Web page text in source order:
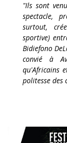
"Ils sont
spectacle,
surtout,
sportive)
Bidiefono
convié à
qu'Africains
politesse des